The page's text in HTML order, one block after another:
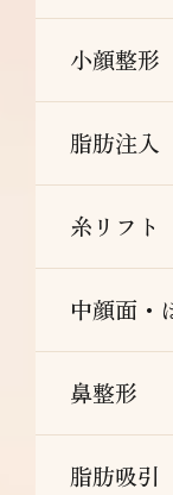
小顔整形
脂肪注入
糸リフト
中顔面・
鼻整形
脂肪吸引